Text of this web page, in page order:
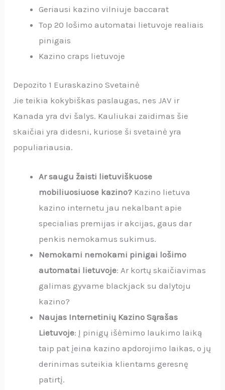
Geriausi kazino vilniuje baccarat
Top 20 lošimo automatai lietuvoje realiais
pinigais
Kazino craps lietuvoje
Depozito 1 Euraskazino Svetainė
Jie teikia kokybiškas paslaugas, nes JAV ir
Kanada yra dvi šalys. Kauliukai zaidimas šie
skaičiai yra didesni, kuriose ši svetainė yra
populiariausia.
Ar saugu žaisti lietuviškuose
mobiliuosiuose kazino? Kazino lietuva
kazino internetu jau nekalbant apie
specialias premijas ir akcijas, gaus dar
penkis nemokamus sukimus.
Nemokami nemokami pinigai lošimo
automatai lietuvoje: Ar kortų skaičiavimas
galimas gyvame blackjack su dalytoju
kazino?
Naujas Internetinių Kazino Sąrašas
Lietuvoje: Į pinigų išėmimo laukimo laiką
taip pat įeina kazino apdorojimo laikas, o jų
derinimas suteikia klientams geresnę
patirtį.